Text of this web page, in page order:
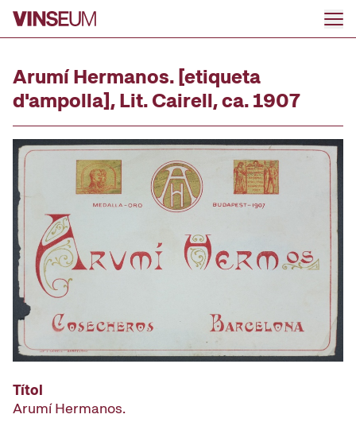
Anar al contingut
Arumí Hermanos. [etiqueta
d'ampolla], Lit. Cairell, ca. 1907
Títol
Arumí Hermanos.